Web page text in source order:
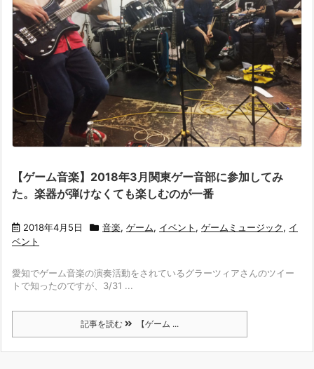
【ゲーム音楽】2018年3月関東ゲー音部に参加してみ
た。楽器が弾けなくても楽しむのが一番
2018年4月5日 音楽, ゲーム, イベント , ゲームミュージック, イ
ベント
愛知でゲーム音楽の演奏活動をされているグラーツィアさんのツイー
トで知ったのですが、3/31 ...
記事を読む 【ゲーム ...